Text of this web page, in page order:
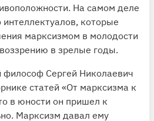
На самом деле
которые
марксизмом в молодости
в зрелые годы.
философ Сергей Николаевич
статей «От марксизма к
в юности он пришел к
Марксизм давал ему